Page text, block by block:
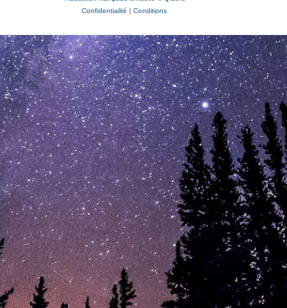
Confidentialité | Conditions